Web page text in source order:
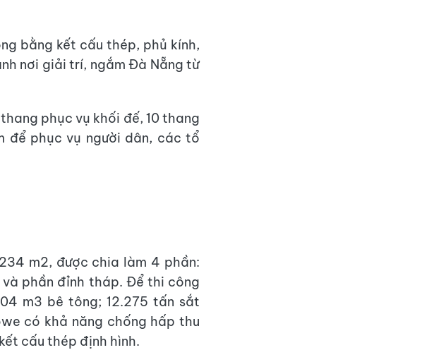
bằng kết cấu thép, phủ kính,
nơi giải trí, ngắm Đà Nẵng từ
phục vụ khối đế, 10 thang
để phục vụ người dân, các tổ
m2, được chia làm 4 phần:
phần đỉnh tháp. Để thi công
m3 bê tông; 12.275 tấn sắt
có khả năng chống hấp thu
cấu thép định hình.